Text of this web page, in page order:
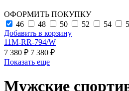
ОФОРМИТЬ ПОКУПКУ
46
48 50 52 54
Добавить в корзину
11M-RR-794/W
7 380 ₽ 7 380 ₽
Показать еще
Мужские